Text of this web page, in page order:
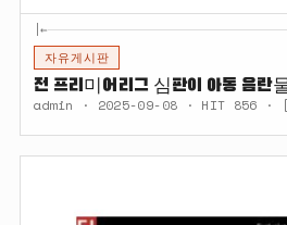
|←
자유게시판
전 프리미어리그 심판이 아동 음란
admin · 2025-09-08 · HIT 856 ·